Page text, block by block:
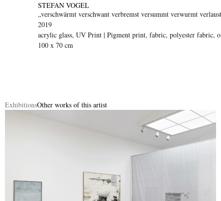
STEFAN VOGEL
„verschwärmt verschwant verbremst versummt verwurmt
2019
acrylic glass, UV Print | Pigment print, fabric, polyester fabric,
100 x 70 cm
ExhibitionsOther works of this artist